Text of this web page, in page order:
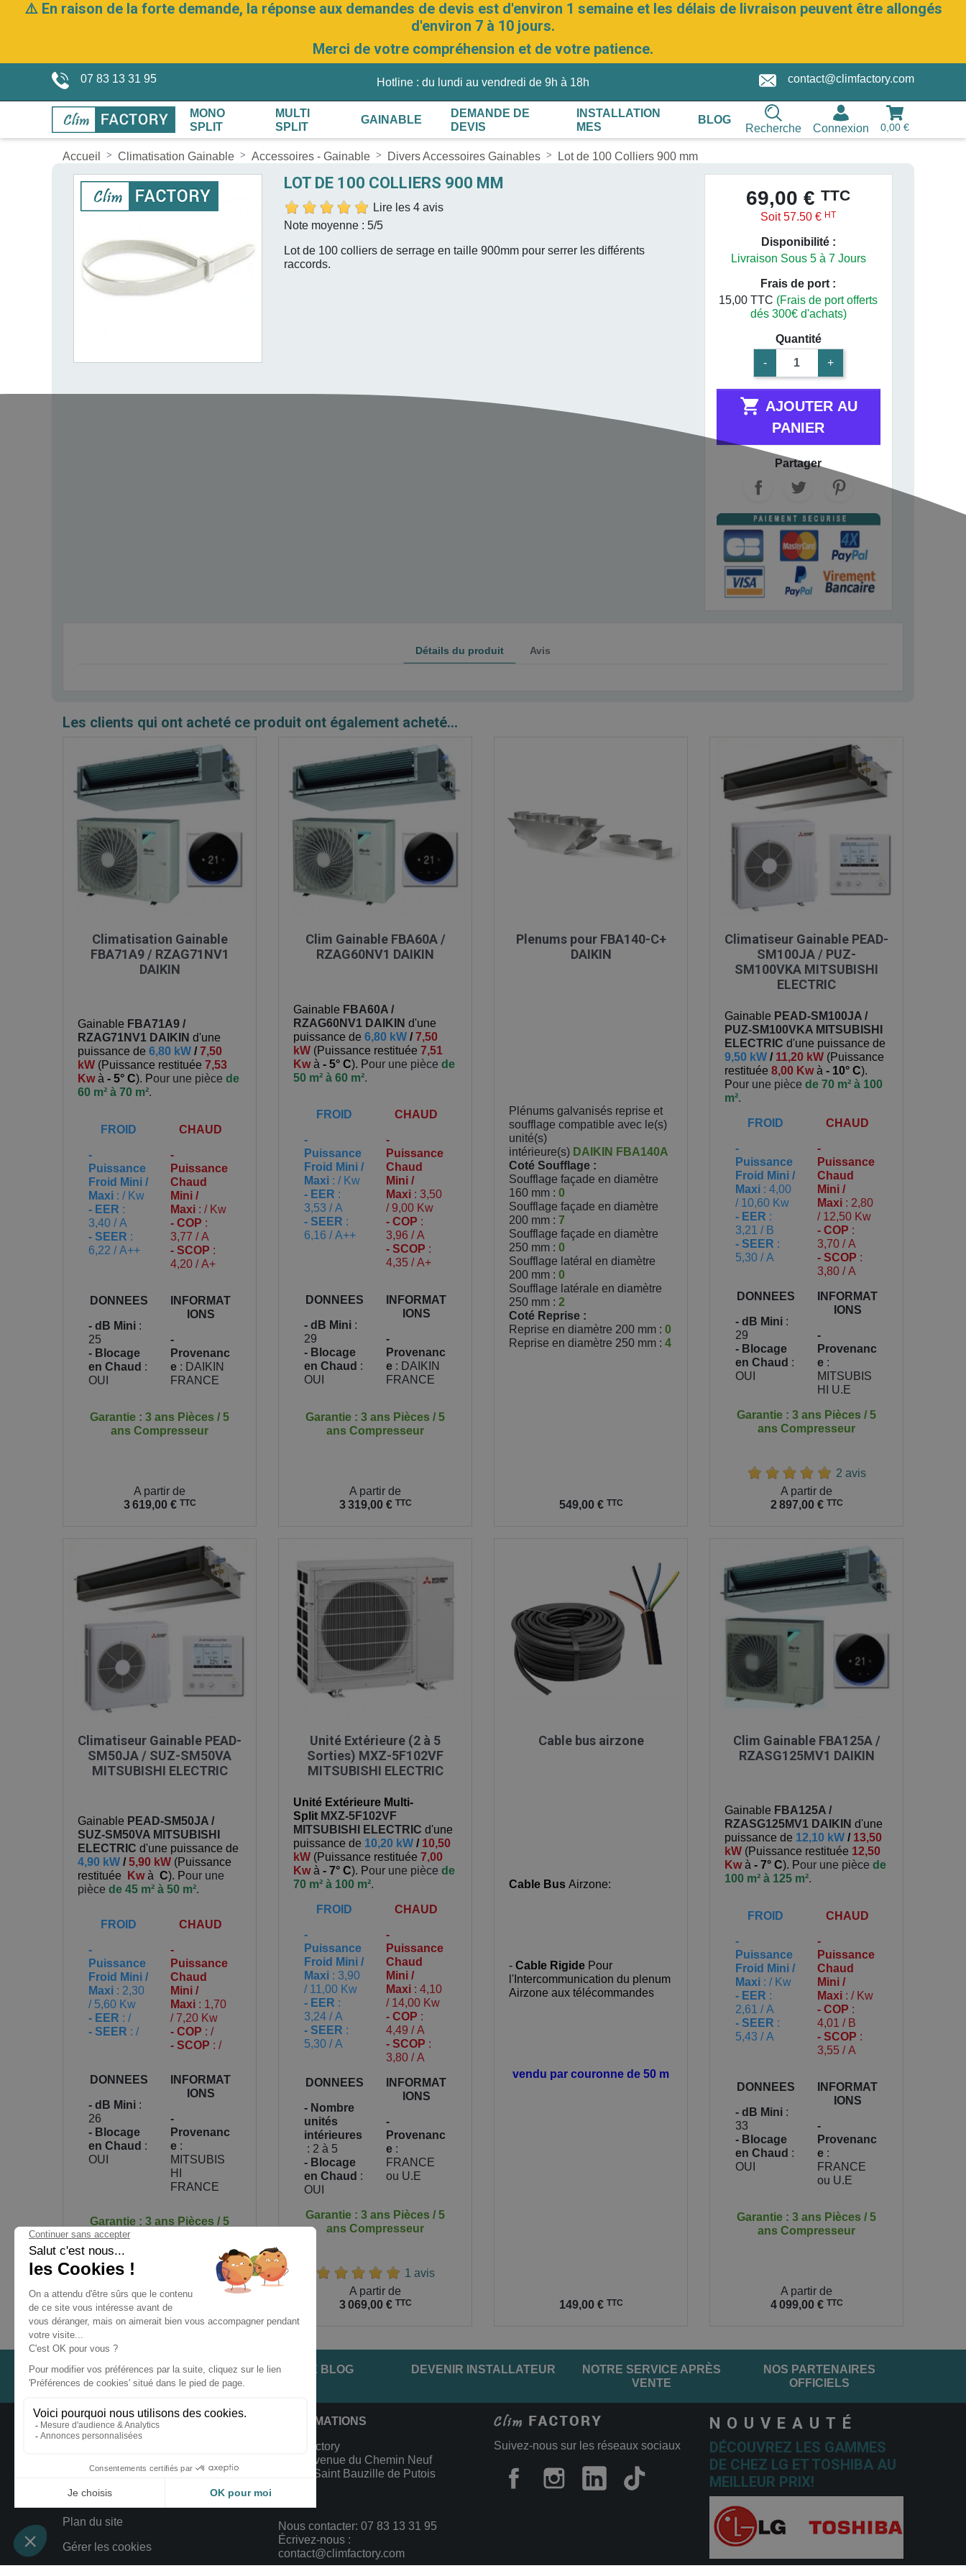
⚠️ En raison de la forte demande, la réponse aux demandes de devis est d'environ 1 semaine et les délais de livraison peuvent être allongés
d'environ 7 à 10 jours.
Merci de votre compréhension et de votre patience.
07 83 13 31 95 Hotline : du lundi au vendredi de 9h à 18h contact@climfactory.com
MONO
SPLIT
MULTI
SPLIT
GAINABLE
DEMANDE DE
DEVIS
INSTALLATION
MES
BLOG
Recherche Connexion 0,00 €
Accueil Climatisation Gainable Accessoires - Gainable Divers Accessoires Gainables Lot de 100 Colliers 900 mm
LOT DE 100 COLLIERS 900 MM
Lire les 4 avis
Note moyenne : 5/5
Lot de 100 colliers de serrage en taille 900mm pour serrer les différents
raccords.
69,00 €TTC
Soit 57.50 € HT
Disponibilité :
Livraison Sous 5 à 7 Jours
Frais de port :
15,00 TTC (Frais de port offerts
dés 300€ d'achats)
Quantité
-
+

PANIER
Partager
Détails du produit Avis
Les clients qui ont acheté ce produit ont également acheté...
Climatisation Gainable
FBA71A9 / RZAG71NV1
DAIKIN
Gainable FBA71A9 /
RZAG71NV1 DAIKIN d'une
puissance de 6,80 kW /7,50
kW (Puissance restituée 7,53
Kwà - 5° C). Pour une pièce de
60 m² à 70 m².
FROID
-
Puissance
Froid Mini /
Maxi : / Kw
- EER :
3,40 / A
- SEER :
6,22 / A++
CHAUD
-
Puissance
Chaud
Mini /
Maxi : / Kw
- COP :
3,77 / A
- SCOP :
4,20 / A+
DONNEES
- dB Mini :
25
- Blocage
en Chaud :
OUI
INFORMAT
IONS
-
Provenanc
e : DAIKIN
FRANCE
Garantie : 3 ans Pièces / 5
ans Compresseur
A partir de
3 619,00 € TTC
Clim Gainable FBA60A /
RZAG60NV1 DAIKIN
Gainable FBA60A /
RZAG60NV1 DAIKIN d'une
puissance de 6,80 kW /7,50
kW (Puissance restituée 7,51
Kwà - 5° C). Pour une pièce de
50 m² à 60 m².
FROID
-
Puissance
Froid Mini /
Maxi : / Kw
- EER :
3,53 / A
- SEER :
6,16 / A++
CHAUD
-
Puissance
Chaud
Mini /
Maxi : 3,50
/ 9,00 Kw
- COP :
3,96 / A
- SCOP :
4,35 / A+
DONNEES
- dB Mini :
29
- Blocage
en Chaud :
OUI
INFORMAT
IONS
-
Provenanc
e : DAIKIN
FRANCE
Garantie : 3 ans Pièces / 5
ans Compresseur
A partir de
3 319,00 € TTC
Plenums pour FBA140-C+
DAIKIN
Plénums galvanisés reprise et
soufflage compatible avec le(s)
unité(s)
intérieure(s) DAIKIN FBA140A
Coté Soufflage :
Soufflage façade en diamètre
160 mm : 0
Soufflage façade en diamètre
200 mm : 7
Soufflage façade en diamètre
250 mm : 0
Soufflage latéral en diamètre
200 mm : 0
Soufflage latérale en diamètre
250 mm : 2
Coté Reprise :
Reprise en diamètre 200 mm : 0
Reprise en diamètre 250 mm : 4
549,00 € TTC
Climatiseur Gainable PEAD-
SM100JA / PUZ-
SM100VKA MITSUBISHI
ELECTRIC
Gainable PEAD-SM100JA /
PUZ-SM100VKA MITSUBISHI
ELECTRIC d'une puissance de
9,50 kW / 11,20 kW (Puissance
restituée 8,00 Kwà - 10° C).
Pour une pièce de 70 m² à 100
m².
FROID
-
Puissance
Froid Mini /
Maxi : 4,00
/ 10,60 Kw
- EER :
3,21 / B
- SEER :
5,30 / A
CHAUD
-
Puissance
Chaud
Mini /
Maxi : 2,80
/ 12,50 Kw
- COP :
3,70 / A
- SCOP :
3,80 / A
DONNEES
- dB Mini :
29
- Blocage
en Chaud :
OUI
INFORMAT
IONS
-
Provenanc
e :
MITSUBIS
HI U.E
Garantie : 3 ans Pièces / 5
ans Compresseur
2 avis
A partir de
2 897,00 € TTC
Climatiseur Gainable PEAD-
SM50JA / SUZ-SM50VA
MITSUBISHI ELECTRIC
Gainable PEAD-SM50JA /
SUZ-SM50VA MITSUBISHI
ELECTRIC d'une puissance de
4,90 kW /5,90 kW (Puissance
restituée
Kwà C). Pour une
pièce de 45 m² à 50 m².
FROID
-
Puissance
Froid Mini /
Maxi : 2,30
/ 5,60 Kw
- EER : /
- SEER : /
CHAUD
-
Puissance
Chaud
Mini /
Maxi : 1,70
/ 7,20 Kw
- COP : /
- SCOP : /
DONNEES
- dB Mini :
26
- Blocage
en Chaud :
OUI
INFORMAT
IONS
-
Provenanc
e :
MITSUBIS
HI
FRANCE
Garantie : 3 ans Pièces / 5
ans Compresseur
A partir de
Prix
1 979,00 €
Unité Extérieure (2 à 5
Sorties) MXZ-5F102VF
MITSUBISHI ELECTRIC
Unité Extérieure Multi-
Split MXZ-5F102VF
MITSUBISHI ELECTRIC d'une
puissance de 10,20 kW / 10,50
kW (Puissance restituée 7,00
Kwà - 7° C). Pour une pièce de
70 m² à 100 m².
FROID
-
Puissance
Froid Mini /
Maxi : 3,90
/ 11,00 Kw
- EER :
3,24 / A
- SEER :
5,30 / A
CHAUD
-
Puissance
Chaud
Mini /
Maxi : 4,10
/ 14,00 Kw
- COP :
4,49 / A
- SCOP :
3,80 / A
DONNEES
- Nombre
unités
intérieures
: 2 à 5
- Blocage
en Chaud :
OUI
INFORMAT
IONS
-
Provenanc
e :
FRANCE
ou U.E
Garantie : 3 ans Pièces / 5
ans Compresseur
1 avis
A partir de
3 069,00 € TTC
Cable bus airzone
Cable Bus Airzone:
- Cable Rigide Pour
l'Intercommunication du plenum
Airzone aux télécommandes
vendu par couronne de 50 m
149,00 € TTC
Clim Gainable FBA125A /
RZASG125MV1 DAIKIN
Gainable FBA125A /
RZASG125MV1 DAIKIN d'une
puissance de 12,10 kW / 13,50
kW (Puissance restituée 12,50
Kwà - 7° C). Pour une pièce de
100 m² à 125 m².
FROID
-
Puissance
Froid Mini /
Maxi : / Kw
- EER :
2,61 / A
- SEER :
5,43 / A
CHAUD
-
Puissance
Chaud
Mini /
Maxi : / Kw
- COP :
4,01 / B
- SCOP :
3,55 / A
DONNEES
- dB Mini :
33
- Blocage
en Chaud :
OUI
INFORMAT
IONS
-
Provenanc
e :
FRANCE
ou U.E
Garantie : 3 ans Pièces / 5
ans Compresseur
A partir de
4 099,00 € TTC
LES TÉMOIGNAGES
CLIENTS
NOTRE BLOG DEVENIR INSTALLATEUR
NOTRE SERVICE APRÈS
VENTE
NOS PARTENAIRES
OFFICIELS
INFORMATIONS ET CONDITIONS
Mentions Légales
Conditions de Vente
Plan du site
Gérer les cookies
INFORMATIONS
ClimFactory
1527 Avenue du Chemin Neuf
34190 Saint Bauzille de Putois
Nous contacter: 07 83 13 31 95
Écrivez-nous :
contact@climfactory.com
Suivez-nous sur les réseaux sociaux
NOUVEAUTÉ
DÉCOUVREZ LES GAMMES
DE CHEZ LG ET TOSHIBA AU
MEILLEUR PRIX!